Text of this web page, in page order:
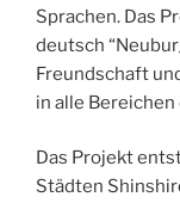
Sprachen. Das
deutsch
Freundschaft
in alle Bereichen
Das Projekt
Städten